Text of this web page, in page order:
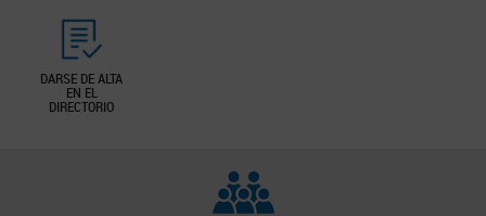
DARSE DE ALTA
EN EL
DIRECTORIO